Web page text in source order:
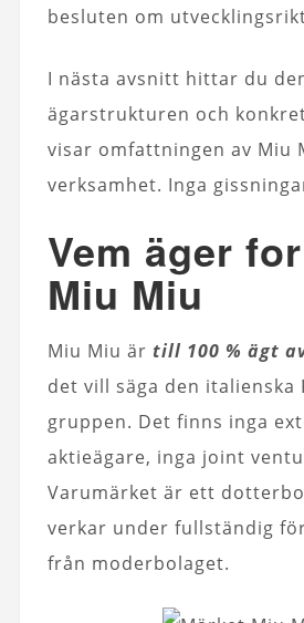
besluten om
I nästa avsnitt hittar du
ägarstrukturen och
visar omfattningen av Miu
verksamhet. Inga
Vem äger
Miu Miu
Miu Miu är till 100 % ägt
det vill säga den italienska
gruppen. Det finns inga
aktieägare, inga joint
Varumärket är ett
verkar under fullständig
från moderbolaget.